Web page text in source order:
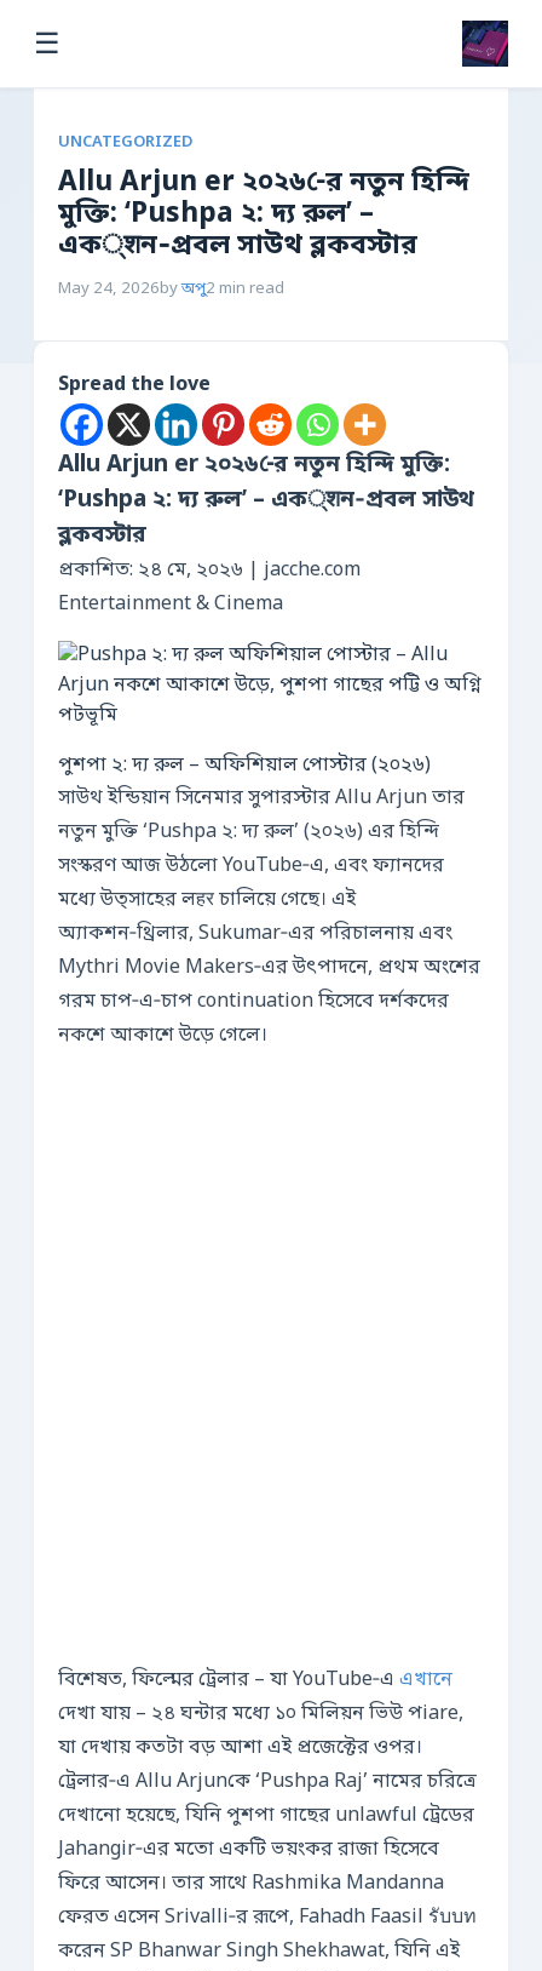
☰
UNCATEGORIZED
Allu Arjun er ২০২৬‑ের নতুন হিন্দি
মুক্তি: ‘Pushpa ২: দ্য রুল’ –
এক्शন‑প্রবল সাউথ ব্লকবস্টার
May 24, 2026byঅপু2 min read
Spread the love
Allu Arjun er ২০২৬‑ের নতুন হিন্দি মুক্তি:
‘Pushpa ২: দ্য রুল’ – এক्शন‑প্রবল সাউথ
ব্লকবস্টার
প্রকাশিত: ২৪ মে, ২০২৬ | jacche.com
Entertainment & Cinema
পুশপা ২: দ্য রুল – অফিশিয়াল পোস্টার (২০২৬)
সাউথ ইন্ডিয়ান সিনেমার সুপারস্টার Allu Arjun তার
নতুন মুক্তি ‘Pushpa ২: দ্য রুল’ (২০২৬) এর হিন্দি
সংস্করণ আজ উঠলো YouTube‑এ, এবং ফ্যানদের
মধ্যে উত্সাহের লहर চালিয়ে গেছে। এই
অ্যাকশন‑থ্রিলার, Sukumar‑এর পরিচালনায় এবং
Mythri Movie Makers‑এর উৎপাদনে, প্রথম অংশের
গরম চাপ‑এ‑চাপ continuation হিসেবে দর্শকদের
নকশে আকাশে উড়ে গেলে।
বিশেষত, ফিল্মের ট্রেলার – যা YouTube‑এ এখানে
দেখা যায় – ২৪ ঘন্টার মধ্যে ১০ মিলিয়ন ভিউ পiare,
যা দেখায় কতটা বড় আশা এই প্রজেক্টের ওপর।
ট্রেলার‑এ Allu Arjunকে ‘Pushpa Raj’ নামের চরিত্রে
দেখানো হয়েছে, যিনি পুশপা গাছের unlawful ট্রেডের
Jahangir‑এর মতো একটি ভয়ংকর রাজা হিসেবে
ফিরে আসেন। তার সাথে Rashmika Mandanna
ফেরত এসেন Srivalli‑র রূপে, Fahadh Faasil รับบท
করেন SP Bhanwar Singh Shekhawat, যিনি এই